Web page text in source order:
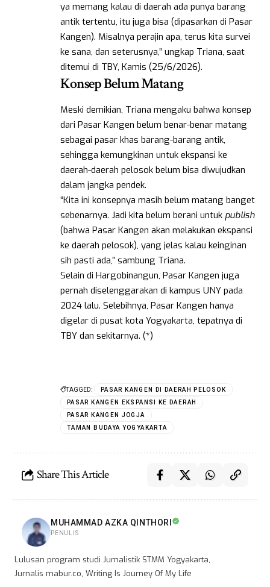
ya memang kalau di daerah ada punya barang
antik tertentu, itu juga bisa (dipasarkan di Pasar
Kangen). Misalnya perajin apa, terus kita survei
ke sana, dan seterusnya,” ungkap Triana, saat
ditemui di TBY, Kamis (25/6/2026).
Konsep Belum Matang
Meski demikian, Triana mengaku bahwa konsep
dari Pasar Kangen belum benar-benar matang
sebagai pasar khas barang-barang antik,
sehingga kemungkinan untuk ekspansi ke
daerah-daerah pelosok belum bisa diwujudkan
dalam jangka pendek.
“Kita ini konsepnya masih belum matang banget
sebenarnya. Jadi kita belum berani untuk publish
(bahwa Pasar Kangen akan melakukan ekspansi
ke daerah pelosok), yang jelas kalau keinginan
sih pasti ada,” sambung Triana.
Selain di Hargobinangun, Pasar Kangen juga
pernah diselenggarakan di kampus UNY pada
2024 lalu. Selebihnya, Pasar Kangen hanya
digelar di pusat kota Yogyakarta, tepatnya di
TBY dan sekitarnya. (*)
TAGGED:
PASAR KANGEN DI DAERAH PELOSOK
PASAR KANGEN EKSPANSI KE DAERAH
PASAR KANGEN JOGJA
TAMAN BUDAYA YOGYAKARTA
Share This Article
MUHAMMAD AZKA QINTHORI
PENULIS
Lulusan program studi Jurnalistik STMM Yogyakarta,
Jurnalis mabur.co, Writing Is Journey Of My Life